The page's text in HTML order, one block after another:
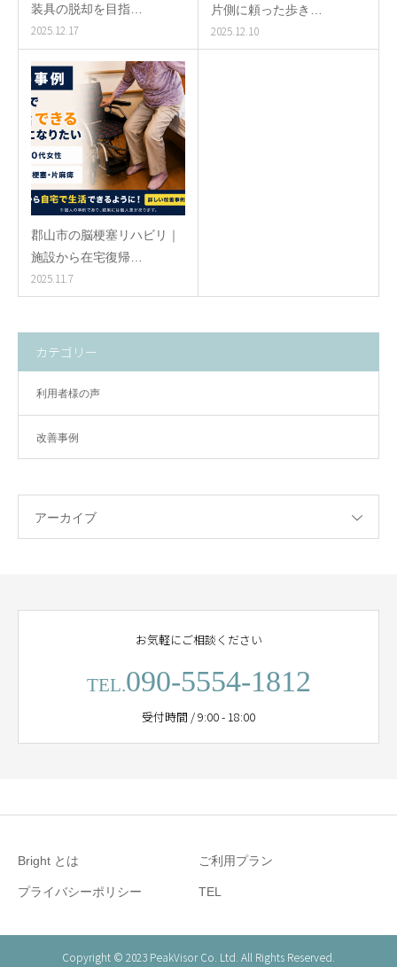
装具の脱却を目指…
2025.12.17
片側に頼った歩き…
2025.12.10
郡山市の脳梗塞リハビリ｜
施設から在宅復帰…
2025.11.7
カテゴリー
利用者様の声
改善事例
アーカイブ
お気軽にご相談ください
TEL.090-5554-1812
受付時間 / 9:00 - 18:00
Bright とは ご利用プラン
プライバシーポリシー TEL
Copyright © 2023 PeakVisor Co. Ltd. All Rights Reserved.